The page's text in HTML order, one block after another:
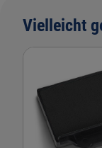
Vielleicht